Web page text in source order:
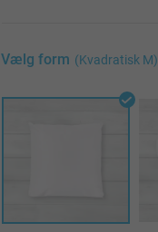
Vælg form (Kvadratisk M)